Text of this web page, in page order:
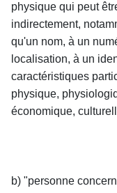
physique qui peut
indirectement,
qu'un nom, à un
localisation, à un
caractéristiques
physique,
économique,
b) "personne